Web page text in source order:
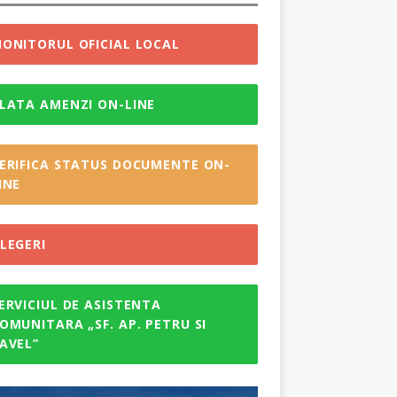
OFICIAL LOCAL
AMENZI ON-LINE
STATUS DOCUMENTE ON-
DE ASISTENTA
„SF. AP. PETRU SI